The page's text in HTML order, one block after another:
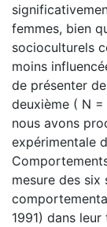
femmes, bien
socioculturels
moins
de présenter
deuxième ( N
nous avons
expérimentale
mesure des
1991) dans